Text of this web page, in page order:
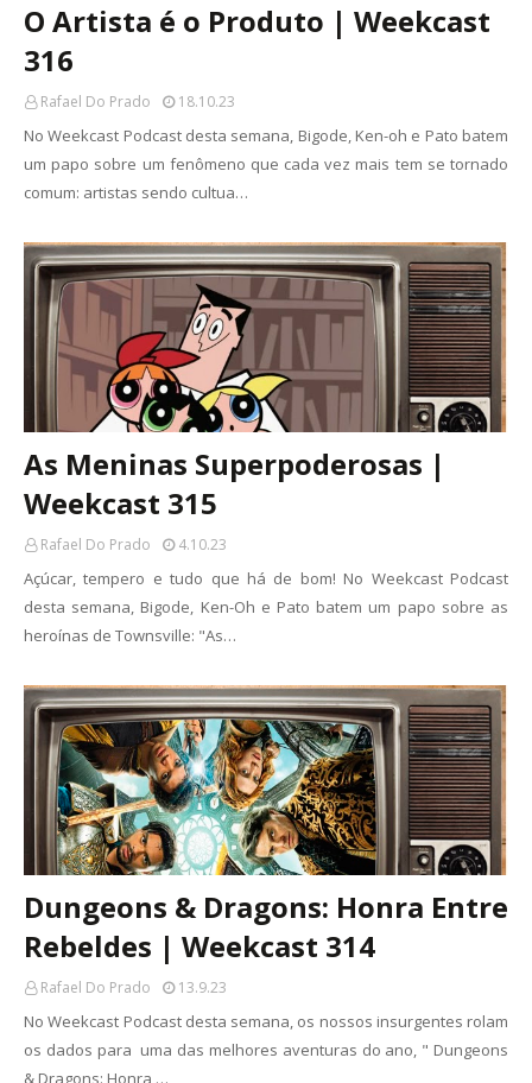
O Artista é o Produto | Weekcast
316
Rafael Do Prado 18.10.23
No Weekcast Podcast desta semana, Bigode, Ken-oh e Pato batem
um papo sobre um fenômeno que cada vez mais tem se tornado
comum: artistas sendo cultua…
As Meninas Superpoderosas |
Weekcast 315
Rafael Do Prado 4.10.23
Açúcar, tempero e tudo que há de bom! No Weekcast Podcast
desta semana, Bigode, Ken-Oh e Pato batem um papo sobre as
heroínas de Townsville: "As…
Dungeons & Dragons: Honra Entre
Rebeldes | Weekcast 314
Rafael Do Prado 13.9.23
No Weekcast Podcast desta semana, os nossos insurgentes rolam
os dados para uma das melhores aventuras do ano, " Dungeons
& Dragons: Honra …